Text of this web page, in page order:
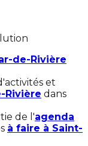
de-Rivière
et
Rivière dans
de l'agenda
à faire à Saint-